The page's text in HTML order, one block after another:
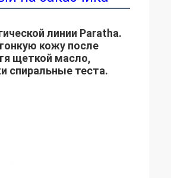
линии Paratha.
кожу после
щеткой масло,
спиральные теста.